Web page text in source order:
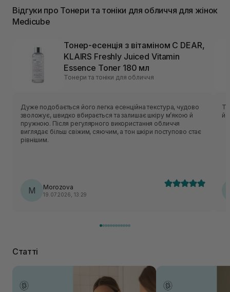
Відгуки про Тонери та тоніки для обличчя для жінок
Medicube
Тонер-есенція з вітаміном C DEAR,
KLAIRS Freshly Juiced Vitamin
Essence Toner 180 мл
Тонери та тоніки для обличчя
Дуже подобається його легка есенційна текстура, чудово
зволожує, швидко вбирається та залишає шкіру м’якою й
пружною. Після регулярного використання обличчя
виглядає більш свіжим, сяючим, а тон шкіри поступово стає
рівнішим.
M Morozova
19.07.2026, 13:29
Статті